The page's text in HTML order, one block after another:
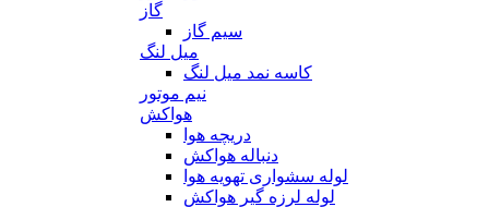
گاز
سیم گاز
میل لنگ
کاسه نمد میل لنگ
نیم موتور
هواکش
دریچه هوا
دنباله هواکش
لوله سشواری تهویه هوا
لوله لرزه گیر هواکش